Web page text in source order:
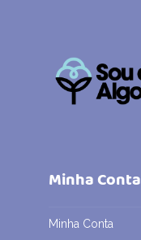
Minha Conta
Minha Conta